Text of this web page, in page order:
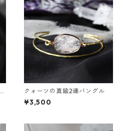
クォーツの真鍮2連バングル
¥3,500